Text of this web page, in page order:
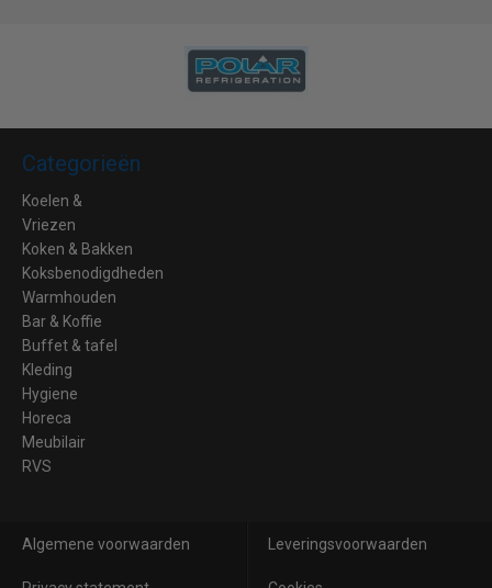
Categorieën
Koelen &
Vriezen
Koken & Bakken
Koksbenodigdheden
Warmhouden
Bar & Koffie
Buffet & tafel
Kleding
Hygiene
Horeca
Meubilair
RVS
Algemene voorwaarden Leveringsvoorwaarden